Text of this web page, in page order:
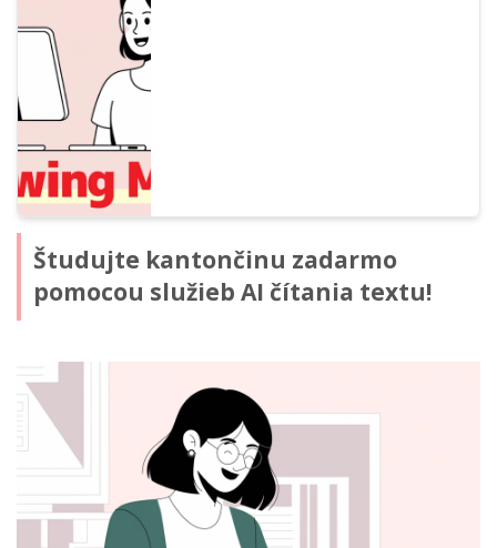
Študujte kantončinu zadarmo
pomocou služieb AI čítania textu!